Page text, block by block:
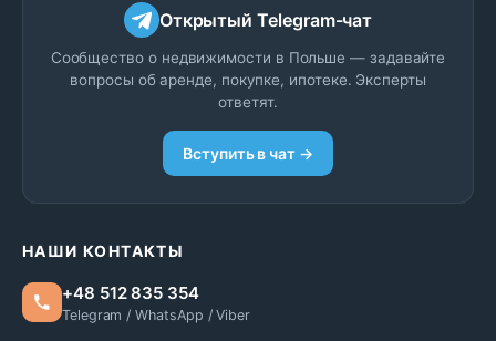
Открытый Telegram-чат
Сообщество о недвижимости в Польше — задавайте
вопросы об аренде, покупке, ипотеке. Эксперты
ответят.
Вступить в чат →
НАШИ КОНТАКТЫ
+48 512 835 354
Telegram / WhatsApp / Viber